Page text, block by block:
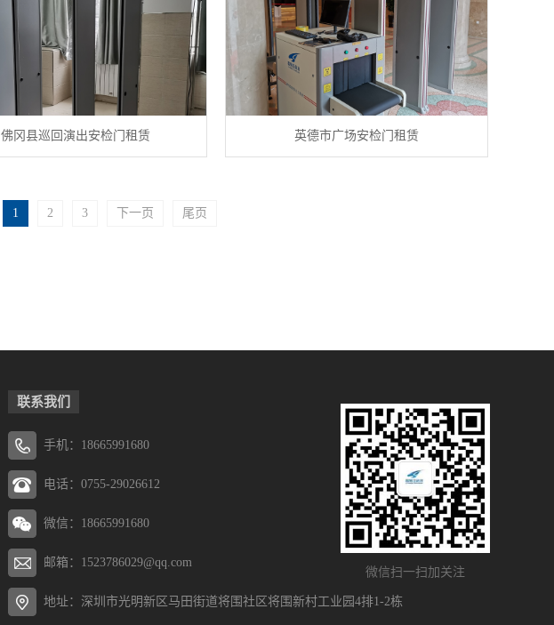
佛冈县巡回演出安检门租赁 英德市广场安检门租赁
1 2 3 下一页 尾页
微信扫一扫加关注
联系我们
手机：18665991680
电话：0755-29026612
微信：18665991680
邮箱：1523786029@qq.com
地址：深圳市光明新区马田街道将围社区将围新村工业园4排1-2栋